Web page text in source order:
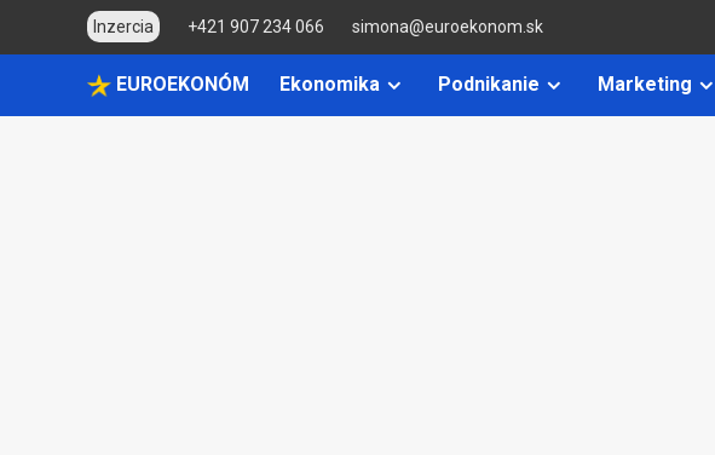
Inzercia +421 907 234 066 simona@euroekonom.sk
EUROEKONÓM Ekonomika Podnikanie Marketing